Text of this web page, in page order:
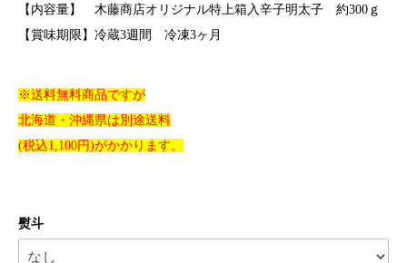
【内容量】 木藤商店オリジナル特上箱入辛子明太子 約300ｇ
【賞味期限】冷蔵3週間 冷凍3ヶ月
※送料無料商品ですが
北海道・沖縄県は別途送料
(税込1,100円)がかかります。
熨斗